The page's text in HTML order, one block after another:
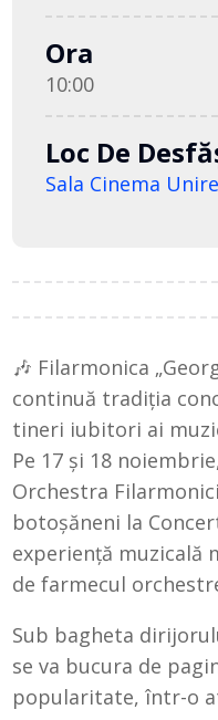
Ora
10:00
Loc De
Sala Cinema
🎶 Filarmonica
continuă tradiția
tineri iubitori ai
Pe 17 și 18
Orchestra
botoșăneni la
experiență muzicală
de farmecul
Sub bagheta
se va bucura de
popularitate, într-o